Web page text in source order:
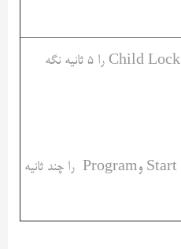
دکمه Child Lock را ۵ ثانیه نگه
دکمه Start وProgram را چند ثانیه